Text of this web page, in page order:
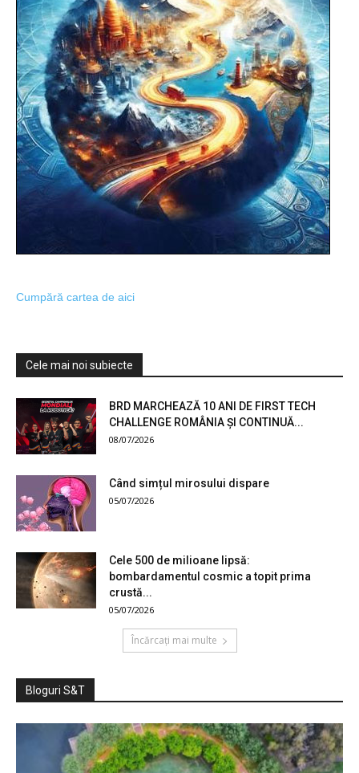
Cumpără cartea de aici
Cele mai noi subiecte
BRD MARCHEAZĂ 10 ANI DE FIRST TECH
CHALLENGE ROMÂNIA ȘI CONTINUĂ...
08/07/2026
Când simțul mirosului dispare
05/07/2026
Cele 500 de milioane lipsă:
bombardamentul cosmic a topit prima
crustă...
05/07/2026
Încărcați mai multe
Bloguri S&T